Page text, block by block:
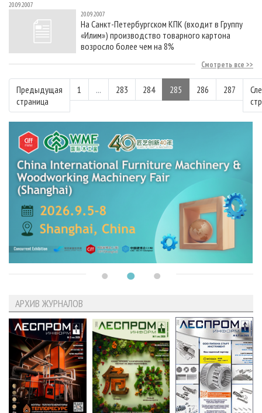
20.09.2007
20.09.2007
На Санкт-Петербургском КПК (входит в Группу
«Илим») производство товарного картона
возросло более чем на 8%
Смотреть все
Предыдущая
страница
1 ... 283 284 285 286 287
АРХИВ ЖУРНАЛОВ